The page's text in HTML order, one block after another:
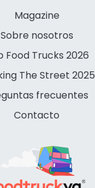
Magazine
Sobre nosotros
Food Trucks 2026
The Street 2025
frecuentes
Contacto